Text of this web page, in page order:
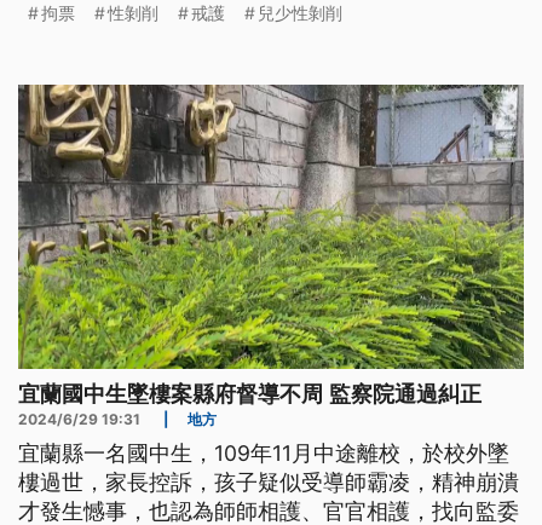
改會表示，需視警方是否已出示拘票。
拘票 性剝削 戒護 兒少性剝削
宜蘭國中生墜樓案縣府督導不周 監察院通過糾正
2024/6/29 19:31 地方
宜蘭縣一名國中生，109年11月中途離校，於校外墜
樓過世，家長控訴，孩子疑似受導師霸凌，精神崩潰
才發生憾事，也認為師師相護、官官相護，找向監委